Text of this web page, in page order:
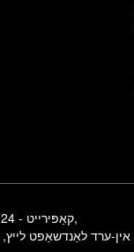
© קאַפּירייט - 2010-2024: אַלע רעכטן רעזערווירט.,
אין-ערד לאַנדשאַפט לייץ,